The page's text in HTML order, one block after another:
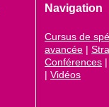
Navigation
Cursus de
avancée |
Conférences
| Vidéos